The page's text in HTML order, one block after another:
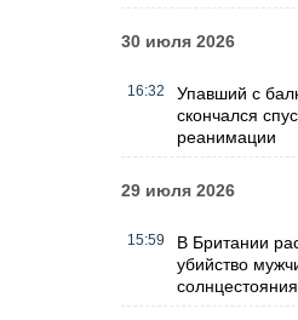
30 июля 2026
16:32
Упавший с
скончался
реанимации
29 июля 2026
15:59
В Британии
убийство
солнцестояния